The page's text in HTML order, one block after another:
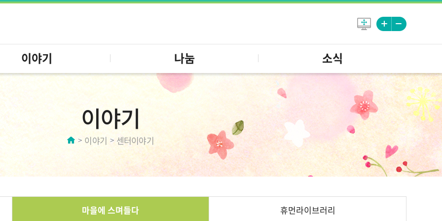
이야기 나눔 소식
이야기
이야기 센터이야기
마을에 스며들다 휴먼라이브러리